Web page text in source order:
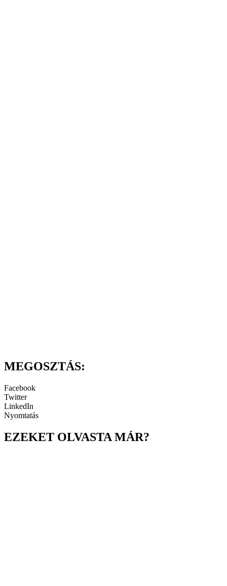
MEGOSZTÁS:
Facebook
Twitter
LinkedIn
Nyomtatás
EZEKET OLVASTA MÁR?